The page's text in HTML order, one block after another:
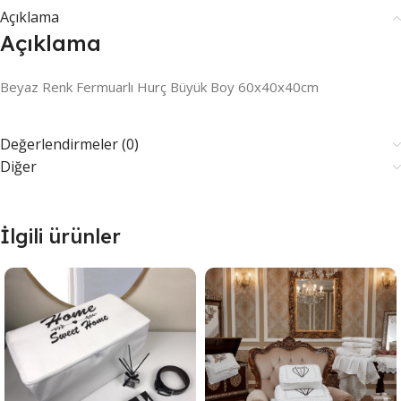
Açıklama
Açıklama
Beyaz Renk Fermuarlı Hurç Büyük Boy 60x40x40cm
Değerlendirmeler (0)
Diğer
İlgili ürünler